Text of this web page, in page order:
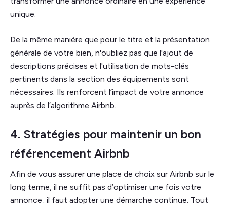
unique.
De la même manière que pour le titre et la présentation
générale de votre bien, n'oubliez pas que l'ajout de
descriptions précises et l'utilisation de mots-clés
pertinents dans la section des équipements sont
nécessaires. Ils renforcent l’impact de votre annonce
auprès de l’algorithme Airbnb.
4. Stratégies pour maintenir un bon
référencement Airbnb
Afin de vous assurer une place de choix sur Airbnb sur le
long terme, il ne suffit pas d’optimiser une fois votre
annonce : il faut adopter une démarche continue. Tout